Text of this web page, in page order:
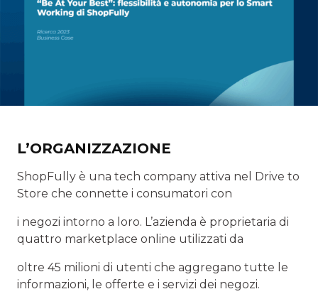
L’ORGANIZZAZIONE
ShopFully è una tech company attiva nel Drive to
Store che connette i consumatori con
i negozi intorno a loro. L’azienda è proprietaria di
quattro marketplace online utilizzati da
oltre 45 milioni di utenti che aggregano tutte le
informazioni, le offerte e i servizi dei negozi.